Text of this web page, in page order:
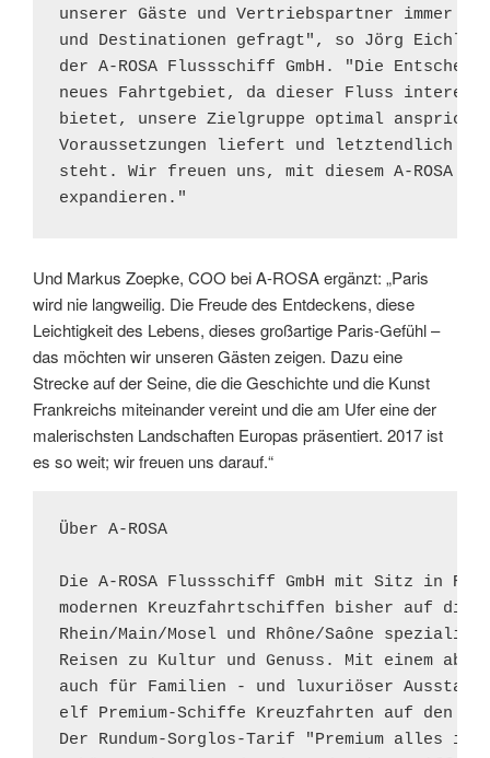
unserer Gäste und Vertriebspartner immer
und Destinationen gefragt", so Jörg Eichler,
der A-ROSA Flussschiff GmbH. "Die
neues Fahrtgebiet, da dieser Fluss
bietet, unsere Zielgruppe optimal
Voraussetzungen liefert und letztendlich
steht. Wir freuen uns, mit diesem A-ROSA
expandieren."
Und Markus Zoepke, COO bei A-ROSA ergänzt: „Paris
wird nie langweilig. Die Freude des Entdeckens, diese
Leichtigkeit des Lebens, dieses großartige Paris-Gefühl –
das möchten wir unseren Gästen zeigen. Dazu eine
Strecke auf der Seine, die die Geschichte und die Kunst
Frankreichs miteinander vereint und die am Ufer eine der
malerischsten Landschaften Europas präsentiert. 2017 ist
es so weit; wir freuen uns darauf.“
Über A-ROSA
Die A-ROSA Flussschiff GmbH mit Sitz in
modernen Kreuzfahrtschiffen bisher auf die
Rhein/Main/Mosel und Rhône/Saône
Reisen zu Kultur und Genuss. Mit einem
auch für Familien - und luxuriöser
elf Premium-Schiffe Kreuzfahrten auf den
Der Rundum-Sorglos-Tarif "Premium alles